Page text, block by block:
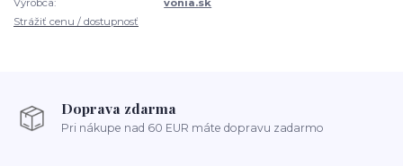
Výrobca:
vonia.sk
Strážiť cenu / dostupnosť
Doprava zdarma
Pri nákupe nad 60 EUR máte dopravu zadarmo